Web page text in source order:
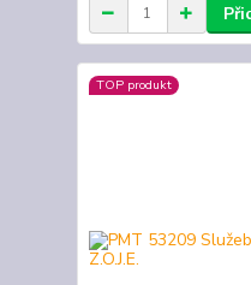
TOP produkt